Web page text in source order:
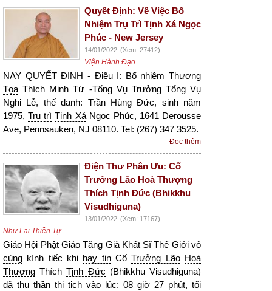
Quyết Định: Về Việc Bổ
Nhiệm Trụ Trì Tịnh Xá Ngọc
Phúc - New Jersey
14/01/2022 (Xem: 27412)
Viện Hành Đạo
NAY QUYẾT ĐỊNH - Điều I: Bổ nhiệm Thượng
Tọa Thích Minh Từ -Tổng Vụ Trưởng Tổng Vụ
Nghi Lễ, thế danh: Trần Hùng Đức, sinh năm
1975,Trụ trì Tịnh XáNgọc Phúc, 1641 Derousse
Ave, Pennsauken, NJ 08110. Tel: (267) 347 3525.
Đọc thêm
Điện Thư Phân Ưu: Cố
Trưởng Lão Hoà Thượng
Thích Tịnh Đức (Bhikkhu
Visudhiguna)
13/01/2022 (Xem: 17167)
Như Lai Thiền Tự
Giáo Hội Phật Giáo Tăng Già Khất Sĩ Thế Giới vô
cùng kính tiếc khi hay tinCốTrưởng Lão Hoà
Thượng ThíchTịnh Đức (Bhikkhu Visudhiguna)
đã thu thần thị tịch vào lúc: 08 giờ 27 phút, tối